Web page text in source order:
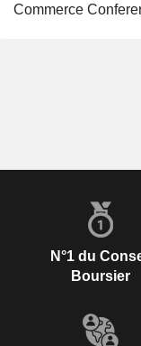
Commerce
N°1 du
Boursier